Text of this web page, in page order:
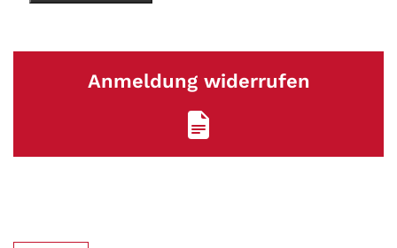
Anmeldung widerrufen